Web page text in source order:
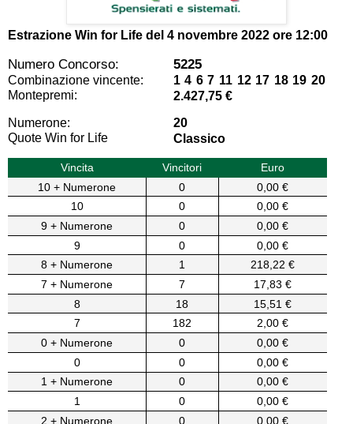
Estrazione Win for Life del 4 novembre 2022 ore 12:00
Numero Concorso: 5225
Combinazione vincente:
1 4 6 7 11 12 17 18 19 20
Montepremi:
2.427,75 €
Numerone:
20
Quote Win for Life
Classico
Vincita Vincitori
Euro
10 + Numerone
0
0,00 €
10
0
0,00 €
9 + Numerone
0
0,00 €
9
0
0,00 €
8 + Numerone
1
218,22 €
7 + Numerone
7
17,83 €
8
18
15,51 €
7
182
2,00 €
0 + Numerone
0
0,00 €
0
0
0,00 €
1 + Numerone
0
0,00 €
1
0
0,00 €
2 + Numerone
0
0,00 €